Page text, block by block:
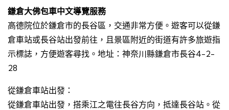
鎌倉大佛包車中文導覽服務
高德院位於鎌倉市的長谷區，交通非常方便。遊客可以從鎌
倉車站或長谷站出發前往，且景區附近的街道有許多旅遊指
示標誌，方便遊客尋找。地址：神奈川縣鎌倉市長谷4-2-
28
從鎌倉車站出發：
從鎌倉車站出發，搭乘江之電往長谷方向，抵達長谷站。從